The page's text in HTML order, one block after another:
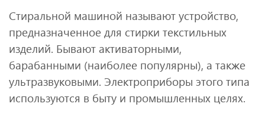
Стиральной машиной называют устройство,
предназначенное для стирки текстильных
изделий. Бывают активаторными,
барабанными (наиболее популярны), а также
ультразвуковыми. Электроприборы этого типа
используются в быту и промышленных целях.